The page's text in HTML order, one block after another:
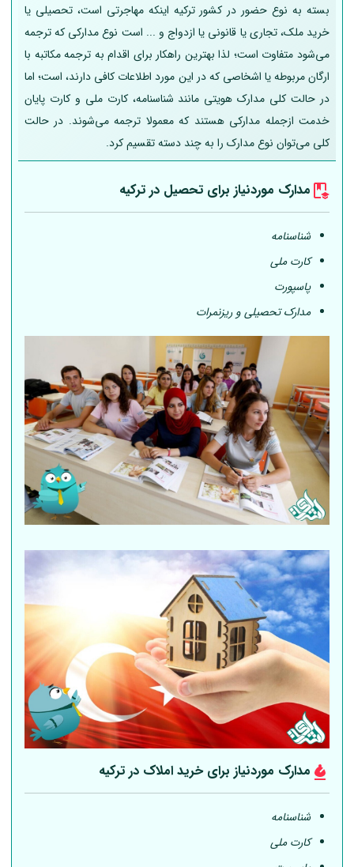
بسته به نوع حضور در کشور ترکیه اینکه مهاجرتی است، تحصیلی یا
خرید ملک، تجاری یا قانونی یا ازدواج و ... است نوع مدارکی که ترجمه
می‌شود متفاوت است؛ لذا بهترین راهکار برای اقدام به ترجمه مکاتبه با
ارگان مربوطه یا اشخاصی که در این مورد اطلاعات کافی دارند، است؛ اما
در حالت کلی مدارک هویتی مانند شناسنامه، کارت ملی و کارت پایان
خدمت ازجمله مدارکی هستند که معمولا ترجمه می‌شوند. در حالت
کلی می‌توان نوع مدارک را به چند دسته تقسیم کرد.
مدارک موردنیاز برای تحصیل در ترکیه
شناسنامه
کارت ملی
پاسپورت
مدارک تحصیلی و ریزنمرات
مدارک موردنیاز برای خرید املاک در ترکیه
شناسنامه
کارت ملی